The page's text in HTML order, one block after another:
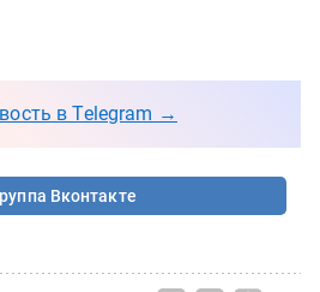
в Telegram →
Вконтакте